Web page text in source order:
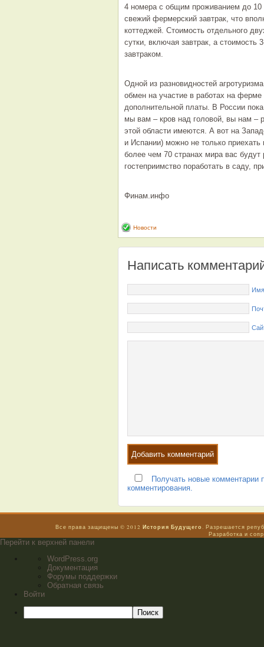
4 номера с общим проживанием до 10
свежий фермерский завтрак, что
коттеджей. Стоимость отдельного
сутки, включая завтрак, а стоимость
завтраком.
Одной из разновидностей
обмен на участие в работах на
дополнительной платы. В России
мы вам – кров над головой, вы нам –
этой области имеются. А вот на
и Испании) можно не только
более чем 70 странах мира вас
гостеприимство поработать в саду,
Финам.инфо
Новости
Написать
Получать новые
комментирования.
Все права защищены © 2012История Будущего . Разрешается
Разработка и
Перейти к верхней панели
WordPress.org
Документация
Форумы поддержки
Обратная связь
Войти